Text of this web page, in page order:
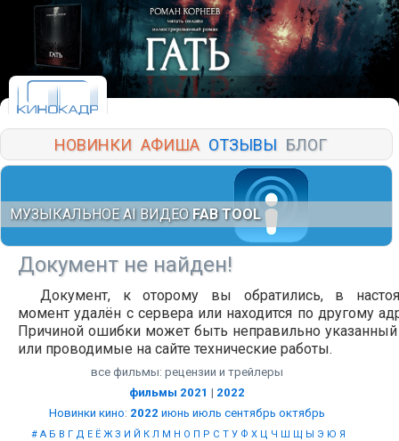
НОВИНКИ АФИША ОТЗЫВЫ БЛОГ
МУЗЫКАЛЬНОЕ AI ВИДЕО FAB TOOL
Документ не найден!
Документ, к оторому вы обратились, в
момент удалён с сервера или находится по другому
Причиной ошибки может быть неправильно указанный
или проводимые на сайте технические работы.
все фильмы: рецензии и трейлеры
фильмы 2021 | 2022
Новинки кино: 2022 июнь июль сентябрь октябрь
# А Б В Г Д Е Ё Ж З И Й К Л М Н О П Р С Т У Ф Х Ц Ч Ш Щ Ы Э Ю Я